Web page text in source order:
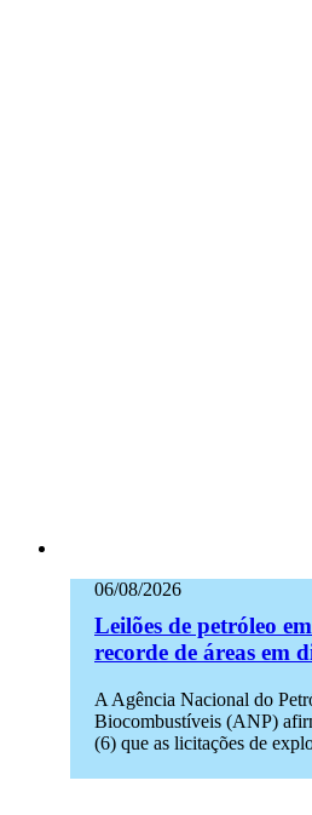
06/08/2026
Leilões de petróleo
recorde de áreas em
A Agência Nacional do
Biocombustíveis (ANP)
(6) que as licitações de